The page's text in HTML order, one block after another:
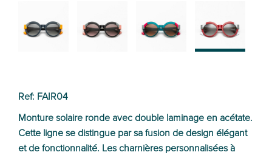
Ref: FAIR04
Monture solaire ronde avec double laminage en acétate.
Cette ligne se distingue par sa fusion de design élégant
et de fonctionnalité. Les charnières personnalisées à